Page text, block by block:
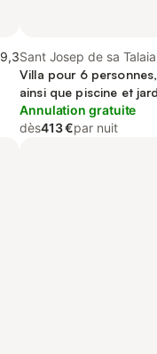
9,3Sant Josep de sa
Sud
Villa pour 6
ainsi que piscine et
familles
Annulation gratuite
dès413 €par nuit